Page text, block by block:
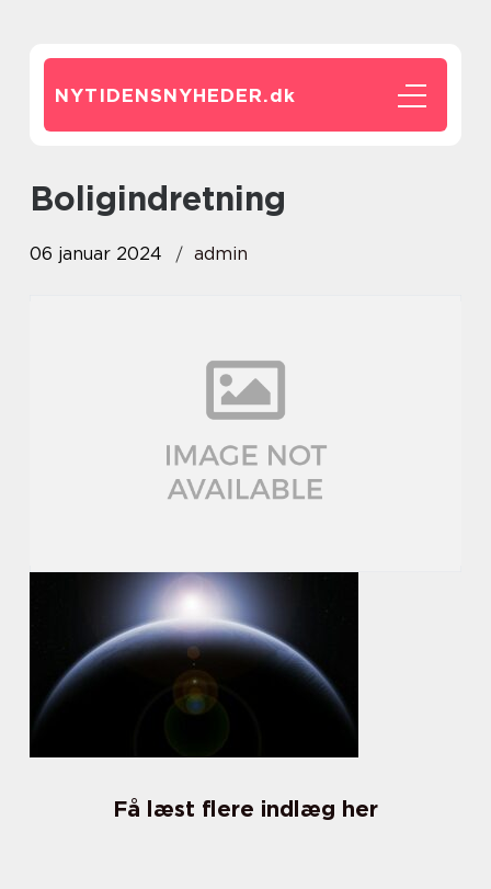
NYTIDENSNYHEDER.dk
boligindretning
06 januar 2024 admin
Få læst flere indlæg her